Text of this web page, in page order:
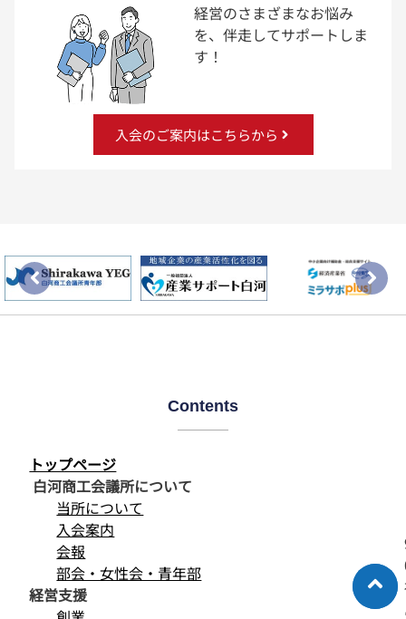
経営のさまざまなお悩み
を、伴走してサポートしま
す！
入会のご案内はこちらから
Contents
トップページ
白河商工会議所について
当所について
入会案内
会報
部会・女性会・青年部
経営支援